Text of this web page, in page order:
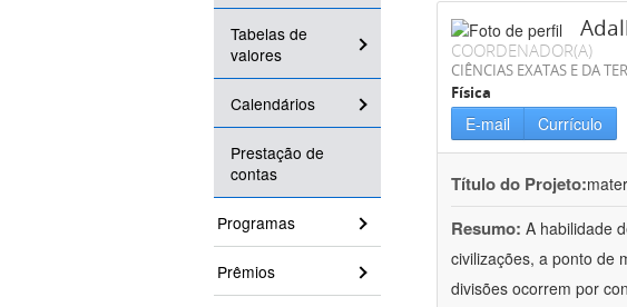
Tabelas de
valores
Calendários
Prestação de
contas
Programas
Prêmios
COORDENADOR(A)
CIÊNCIAS EXATAS E DA
Física
E-mail Currículo
Título do Projeto:
Resumo: A habilidade
civilizações, a ponto de
divisões ocorrem por